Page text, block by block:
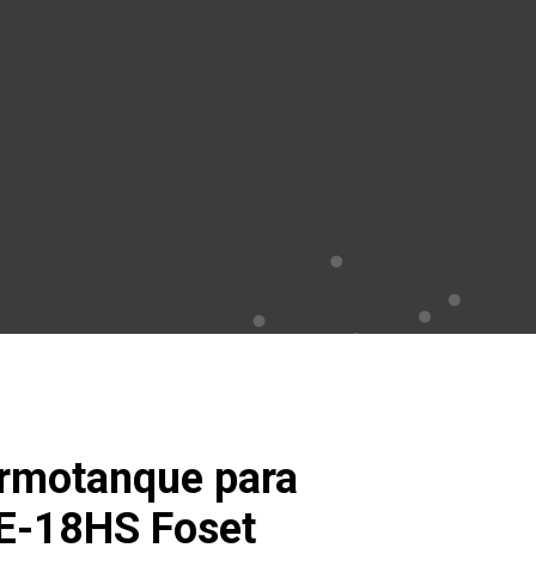
para
18HS Foset